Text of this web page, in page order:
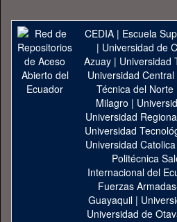
CEDIA| Escuela
| Universidad de
Azuay| Universidad
Universidad
Técnica del Norte
Milagro |
Universidad
Universidad
Universidad
Politécnica
Internacional del
Fuerzas
Guayaquil|
Universidad de